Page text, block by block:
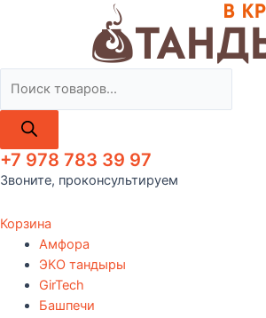
товаров
+7 978 783 39 97
Звоните, проконсультируем
Корзина
Амфора
ЭКО тандыры
GirTech
Башпечи